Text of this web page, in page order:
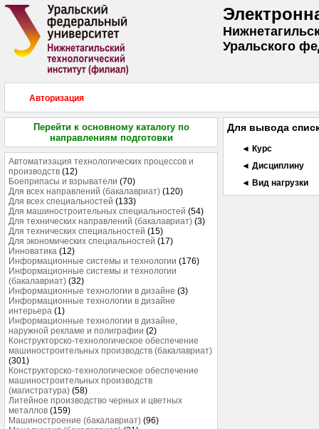
Уральского
Авторизация
Перейти к основному каталогу по
направлениям подготовки
Автоматизация технологических процессов и
производств (12)
Боеприпасы и взрыватели (70)
Для всех направлений (бакалавриат) (120)
Для всех специальностей (133)
Для машиностроительных специальностей (54)
Для технических направлений (бакалавриат) (3)
Для технических специальностей (15)
Для экономических специальностей (17)
Инноватика (12)
Информационные системы и технологии (176)
Информационные системы и технологии
(бакалавриат) (32)
Информационные технологии в дизайне (3)
Информационные технологии в дизайне
интерьера (1)
Информационные технологии в дизайне,
наружной рекламе и полиграфии (2)
Конструкторско-технологическое обеспечение
машиностроительных производств (бакалавриат)
(301)
Конструкторско-технологическое обеспечение
машиностроительных производств
(магистратура) (58)
Литейное производство черных и цветных
металлов (159)
Машиностроение (бакалавриат) (96)
Для вывода
◄ Курс
◄ Дисциплину
◄ Вид нагрузки